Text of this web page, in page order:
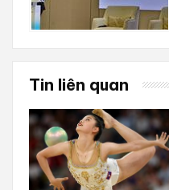
Tin liên quan